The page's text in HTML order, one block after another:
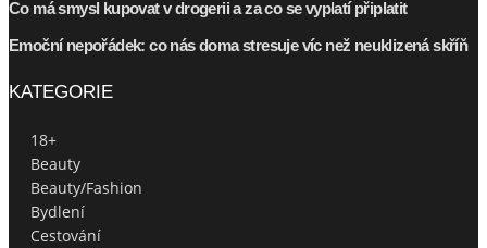
Co má smysl kupovat v drogerii a za co se vyplatí připlatit
Emoční nepořádek: co nás doma stresuje víc než neuklizená skříň
KATEGORIE
18+
Beauty
Beauty/Fashion
Bydlení
Cestování